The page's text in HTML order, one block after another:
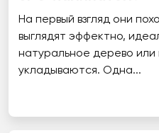
На первый взгляд они
выглядят эффектно,
натуральное дерево или
укладываются. Одна...